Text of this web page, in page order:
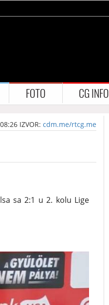
FOTO CG INFO
IZVOR:cdm.me/rtcg.me
sa 2:1 u 2. kolu Lige